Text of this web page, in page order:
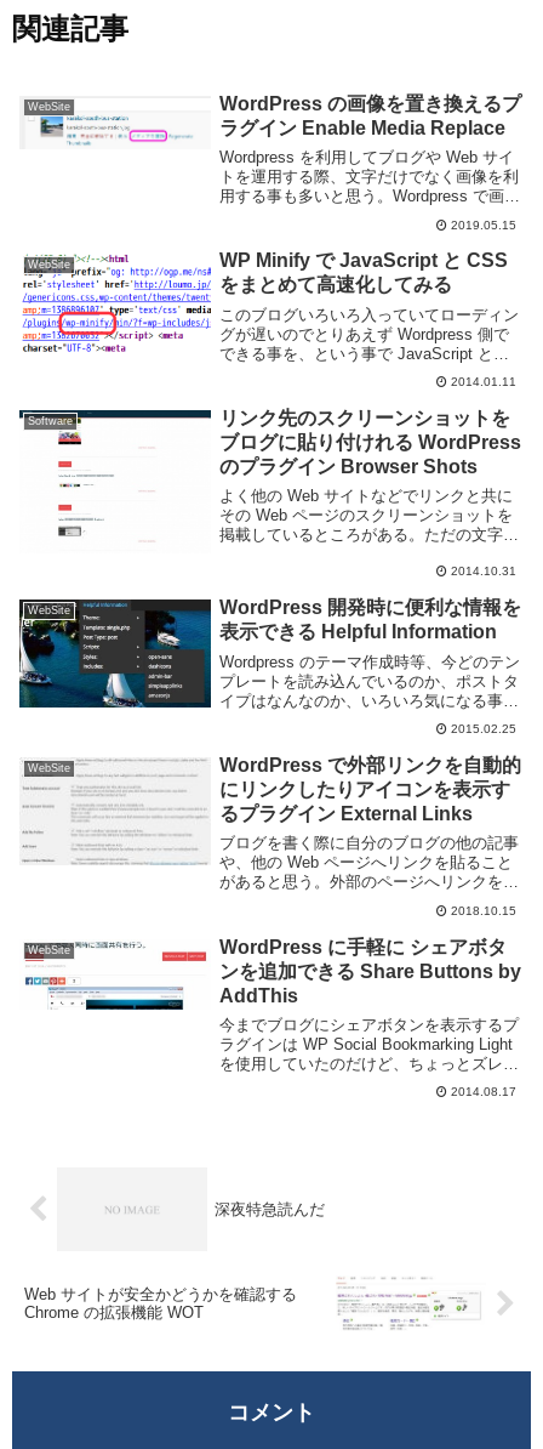
関連記事
WebSite
WordPress の画像を置き換えるプ
ラグイン Enable Media Replace
Wordpress を利用してブログや Web サイ
トを運用する際、文字だけでなく画像を利
用する事も多いと思う。Wordpress で画像
を扱う際に一つ気を付けたいのが「一度ア
ップロードした画像を置き換える事が出来
ない」という点だ。画像に間...
2019.05.15
WebSite
WP Minify で JavaScript と CSS
をまとめて高速化してみる
このブログいろいろ入っていてローディン
グが遅いのでとりあえず Wordpress 側で
できる事を、という事で JavaScript と
CSS を削減してみる。ここで使うのが
WP Minify というプラグイン。通常であれ
ば複数読み込む ...
2014.01.11
Software
リンク先のスクリーンショットを
ブログに貼り付けれる WordPress
のプラグイン Browser Shots
よく他の Web サイトなどでリンクと共に
その Web ページのスクリーンショットを
掲載しているところがある。ただの文字だ
ょっとだけわかりやすくなるし見栄えも良
いと思う。こういうのは自分でスクリーン
ショ...
2014.10.31
WebSite
WordPress 開発時に便利な情報を
表示できる Helpful Information
Wordpress のテーマ作成時等、今どのテン
プレートを読み込んでいるのか、ポストタ
イプはなんなのか、いろいろ気になる事が
あります。Helpful Information というプラ
グインを利用する事でテーマ名、ポストタ
イプ、テンプレート...
2015.02.25
WebSite
WordPress で外部リンクを自動的
にリンクしたりアイコンを表示す
るプラグイン External Links
ブログを書く際に自分のブログの他の記事
や、他の Web ページへリンクを貼ること
があると思う。外部のページへリンクを貼
る際には、他のサイトへ遷移する事をわか
りやすく表示しておきたいものだ。
Wordpress を利用しているのであれば
Ext...
2018.10.15
WebSite
WordPress に手軽に シェアボタ
ンを追加できる Share Buttons by
AddThis
今までブログにシェアボタンを表示するプ
ラグインは WP Social Bookmarking Light
を使用していたのだけど、ちょっとズレて
るし見た目を今風にしてみようかという事
で Chrome の拡張機能でも使用している
2014.08.17
深夜特急読んだ
Web サイトが安全かどうかを確認する
Chrome の拡張機能 WOT
コメント